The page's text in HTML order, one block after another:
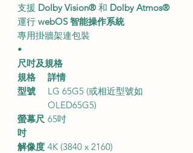
支援 Dolby Vision®和 Dolby Atmos®
運行 webOS 智能操作系統
專用掛牆架連包裝
•
尺吋及規格
規格
詳情
型號
LG 65G5 (或相近型號如
OLED65G5)
螢幕尺
吋
65吋
解像度 4K (3840 x 2160)